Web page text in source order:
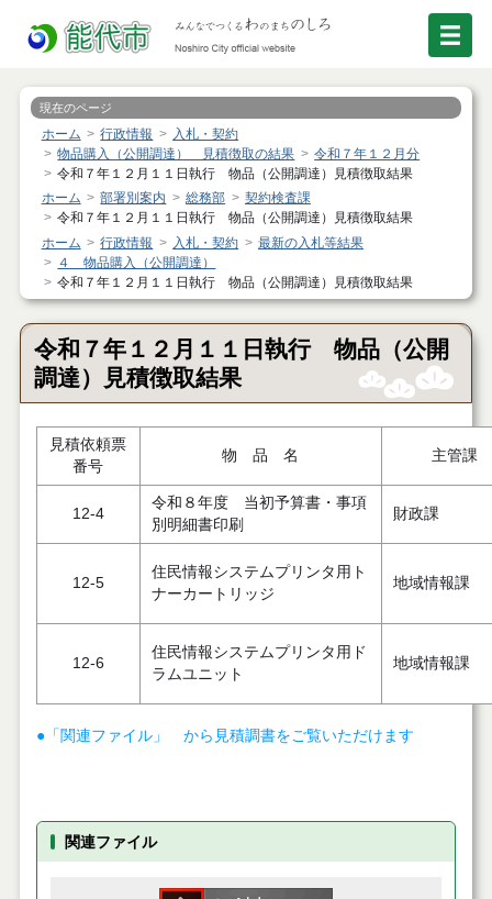
現在のページ
ホーム 行政情報
入札・契約
物品購入（公開調達） 見積徴取の結果
令和７年１２月分
令和７年１２月１１日執行 物品（公開調達）見積徴取結果
ホーム
部署別案内 総務部
契約検査課
令和７年１２月１１日執行 物品（公開調達）見積徴取結果
ホーム
行政情報 入札・契約
最新の入札等結果
４ 物品購入（公開調達）
令和７年１２月１１日執行 物品（公開調達）見積徴取結果
令和７年１２月１１日執行 物品（公開
調達）見積徴取結果
見積依頼票
番号
物 品 名 主管課
12-4
令和８年度 当初予算書・事項
別明細書印刷
財政課
12-5
住民情報システムプリンタ用ト
ナーカートリッジ
地域情報課
12-6
住民情報システムプリンタ用ド
ラムユニット
地域情報課
●「関連ファイル」 から見積調書をご覧いただけます
関連ファイル